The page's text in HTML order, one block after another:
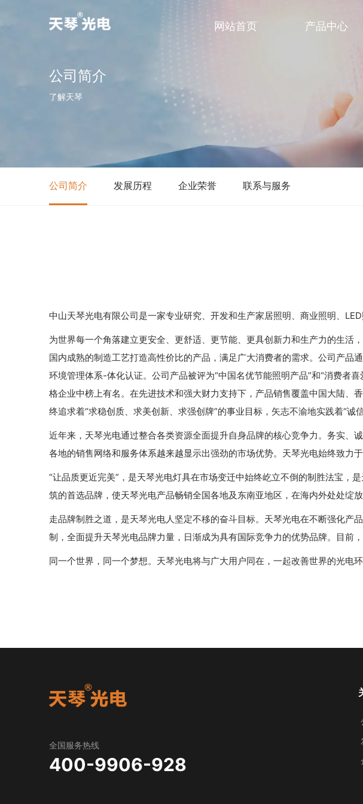
网站首页 产品中心
公司简介
了解天琴
公司简介 发展历程 企业荣誉 联系与服务
中山天琴光电有限公司是一家专业研究、开发和生产家居照明、商业照明、
为世界每一个角落建立更安全、更舒适、更节能、更具创新力和生产力的生
国内成熟的制造工艺打造高性价比的产品，满足广大消费者的需求。公司产
环境管理体系-体化认证。公司产品被评为“中国名优节能照明产品”和“消费者
格企业中榜上有名。在先进技术和强大财力支持下，产品销售覆盖中国大陆
终追求着“求稳创质、求美创新、求强创牌”的事业目标，矢志不渝地实践着“诚
近年来，天琴光电通过整合各类资源全面提升自身品牌的核心竞争力。务实
各地的销售网络和服务体系越来越显示出强劲的市场优势。天琴光电始终致力
“让品质更近完美”，是天琴光电灯具在市场变迁中始终屹立不倒的制胜法宝，
筑的首选品牌，使天琴光电产品畅销全国各地及东南亚地区，在海内外处处绽放
走品牌制胜之道，是天琴光电人坚定不移的奋斗目标。天琴光电在不断强化
制，全面提升天琴光电品牌力量，日渐成为具有国际竞争力的优势品牌。目前
同一个世界，同一个梦想。天琴光电将与广大用户同在，一起改善世界的光电环
全国服务热线
400-9906-928